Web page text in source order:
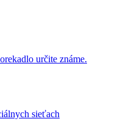
určite známe.
sieťach